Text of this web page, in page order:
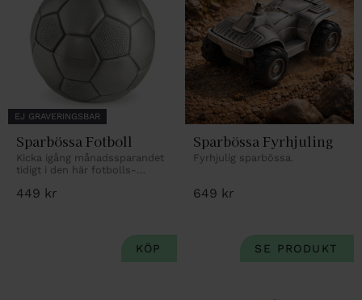
EJ GRAVERINGSBAR
Sparbössa Fotboll
Kicka igång månadssparandet
tidigt i den här fotbolls-
449 kr
Sparbössa Fyrhjuling
Fyrhjulig sparbössa.
649 kr